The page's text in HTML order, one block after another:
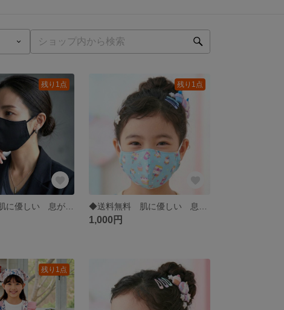
残り1点 残り1点
1,000円
残り1点